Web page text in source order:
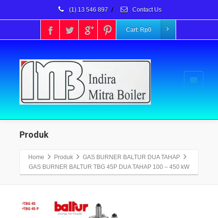
(1) 13 546 897 / Contact Us
Cart: Rp0
Produk
Home Produk
GAS BURNER BALTUR DUA TAHAP
GAS BURNER BALTUR TBG 45P DUA TAHAP 100 – 450 kW